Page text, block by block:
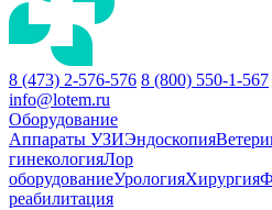
8 (473) 2-576-576 8 (800) 550-1-567
info@lotem.ru
Оборудование
Аппараты УЗИЭндоскопия
гинекологияЛор
оборудованиеУрологияХирургия
реабилитация